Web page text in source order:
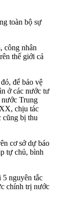
toàn bộ sự
công nhân
thế giới cả
để bảo vệ
ở các nước tư
nước Trung
chịu tác
cũng bị thu
cơ sở dự báo
tự chủ, bình
5 nguyên tắc
chính trị nước